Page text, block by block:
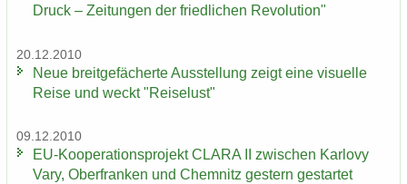
Druck – Zei­tun­gen der fried­li­chen Re­vo­lu­ti­on"
20.12.2010
Neue breit­ge­fä­cher­te Aus­stel­lung zeigt eine vi­su­el­le
Reise und weckt "Rei­se­lust"
09.12.2010
EU-​Kooperationsprojekt CLARA II zwi­schen Kar­lo­vy
Vary, Ober­fran­ken und Chem­nitz ges­tern ge­star­tet